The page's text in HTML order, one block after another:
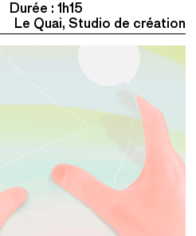
Durée : 1h15
Le Quai, Studio de création